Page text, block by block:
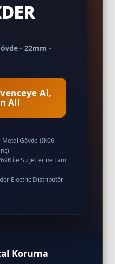
- 22mm -
Al,
Al!
Gövde (IK06
ile Su Jetlerine Tam
Electric Distribütör
Koruma